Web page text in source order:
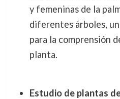
y femeninas de la
diferentes árboles,
para la comprensión
planta.
Estudio de plantas